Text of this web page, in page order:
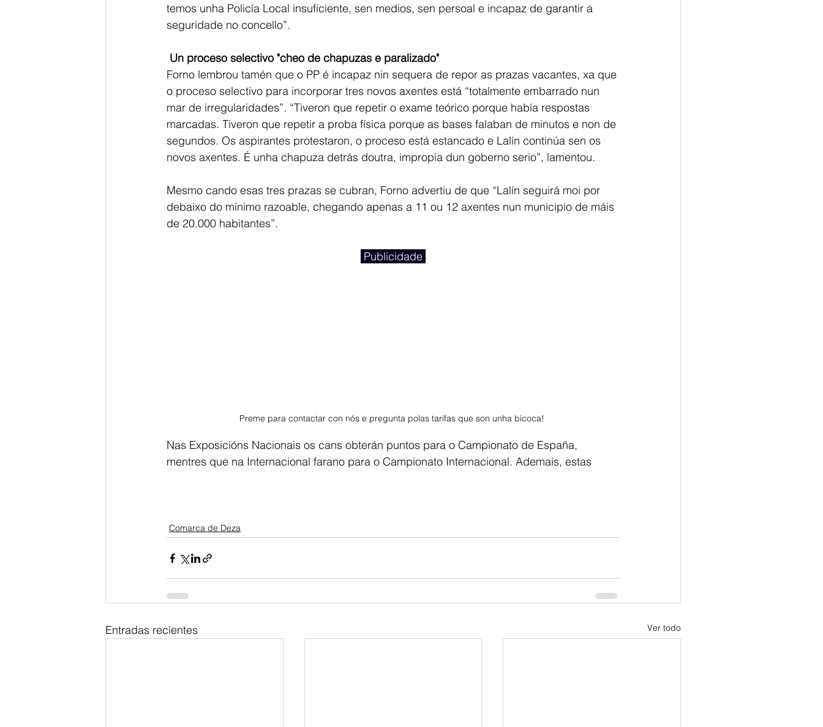
temos unha Policía Local insuficiente, sen medios, sen persoal e incapaz de garantir a
seguridade no concello”.
Un proceso selectivo "cheo de chapuzas e paralizado"
Forno lembrou tamén que o PP é incapaz nin sequera de repor as prazas vacantes, xa que
o proceso selectivo para incorporar tres novos axentes está “totalmente embarrado nun
mar de irregularidades”. “Tiveron que repetir o exame teórico porque había respostas
marcadas. Tiveron que repetir a proba física porque as bases falaban de minutos e non de
segundos. Os aspirantes protestaron, o proceso está estancado e Lalín continúa sen os
novos axentes. É unha chapuza detrás doutra, impropia dun goberno serio”, lamentou.
Mesmo cando esas tres prazas se cubran, Forno advertiu de que “Lalín seguirá moi por
debaixo do mínimo razoable, chegando apenas a 11 ou 12 axentes nun municipio de máis
de 20.000 habitantes”.
Publicidade
Preme para contactar con nós e pregunta polas tarifas que son unha bicoca!
Nas Exposicións Nacionais os cans obterán puntos para o Campionato de España,
mentres que na Internacional farano para o Campionato Internacional. Ademais, estas
Comarca de Deza
Entradas recientes Ver todo